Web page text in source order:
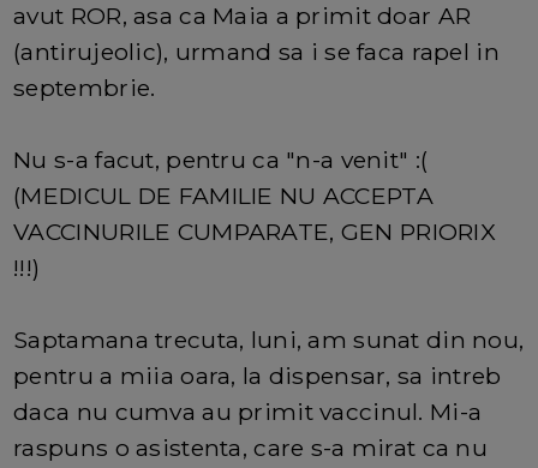
avut ROR, asa ca Maia a primit doar AR
(antirujeolic), urmand sa i se faca rapel in
septembrie.
Nu s-a facut, pentru ca "n-a venit" :(
(MEDICUL DE FAMILIE NU ACCEPTA
VACCINURILE CUMPARATE, GEN PRIORIX
!!!)
Saptamana trecuta, luni, am sunat din nou,
pentru a miia oara, la dispensar, sa intreb
daca nu cumva au primit vaccinul. Mi-a
raspuns o asistenta, care s-a mirat ca nu